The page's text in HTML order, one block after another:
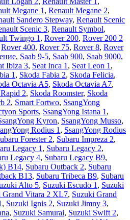
Megane 1 , Renault Megane 2,
Sandero Stepway, Renault Scenic
Scenic 3, Renault Symbol,
Twingo 1 , Rover 200, Rover 200 2
Rover 400, Rover 75, Rover 8, Rover
, Saab 9-5, Saab 900, Saab 9000,
Ibiza 3, Seat Inca 1 , Seat Leon 1 ,
1 , Skoda Fabia 2, Skoda Felicia,
Octavia A5, Skoda Octavia A7,
2, Skoda Roomster, Skoda
2, Smart Fortwo, SsangYong
Sports, SsangYong Istana 1 ,
Kyron, SsangYong Musso,
Rodius 1 , SsangYong Rodius
Forester 2, Subaru Impreza 2,
Legacy 1 , Subaru Legacy 2,
Legacy 4, Subaru Legacy B9,
B14, Subaru Outback 2, Subaru
B13, Subaru Tribeca B9, Subaru
Alto 5, Suzuki Escudo 1 , Suzuki
Grand Vitara 2 XL7, Suzuki Grand
, Suzuki Ignis 2, Suzuki Jimny 3,
, Suzuki Samurai, Suzuki Swift 2,